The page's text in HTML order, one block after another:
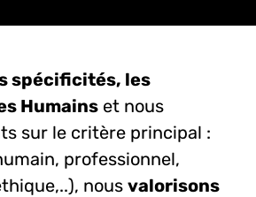
spécificités, les
Humainset nous
sur le critère principal :
professionnel,
nous valorisons